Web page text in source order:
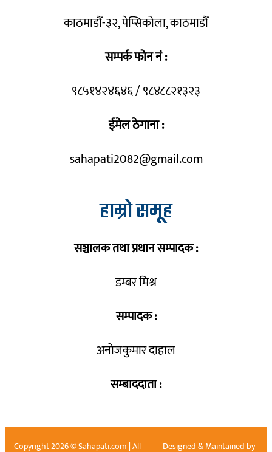
काठमाडौँ-३२, पेप्सिकोला, काठमाडौँ
सम्पर्क फोन नं :
९८५१४२४६४६ / ९८४८८२१३२३
ईमेल ठेगाना :
sahapati2082@gmail.com
हाम्रो समूह
सञ्चालक तथा प्रधान सम्पादक :
डम्बर मिश्र
सम्पादक :
अनोजकुमार दाहाल
सम्बाददाता :
Copyright 2026 © Sahapati.com | All Designed & Maintained by